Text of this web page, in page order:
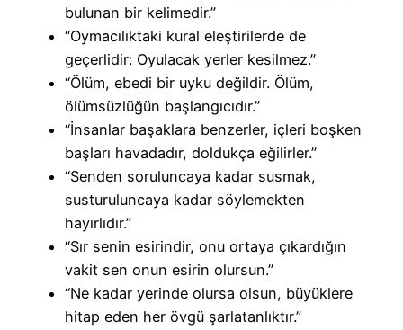
bulunan bir kelimedir.”
“Oymacılıktaki kural eleştirilerde de
geçerlidir: Oyulacak yerler kesilmez.”
“Ölüm, ebedi bir uyku değildir. Ölüm,
ölümsüzlüğün başlangıcıdır.”
“İnsanlar başaklara benzerler, içleri boşken
başları havadadır, doldukça eğilirler.”
“Senden soruluncaya kadar susmak,
susturuluncaya kadar söylemekten
hayırlıdır.”
“Sır senin esirindir, onu ortaya çıkardığın
vakit sen onun esirin olursun.”
“Ne kadar yerinde olursa olsun, büyüklere
hitap eden her övgü şarlatanlıktır.”